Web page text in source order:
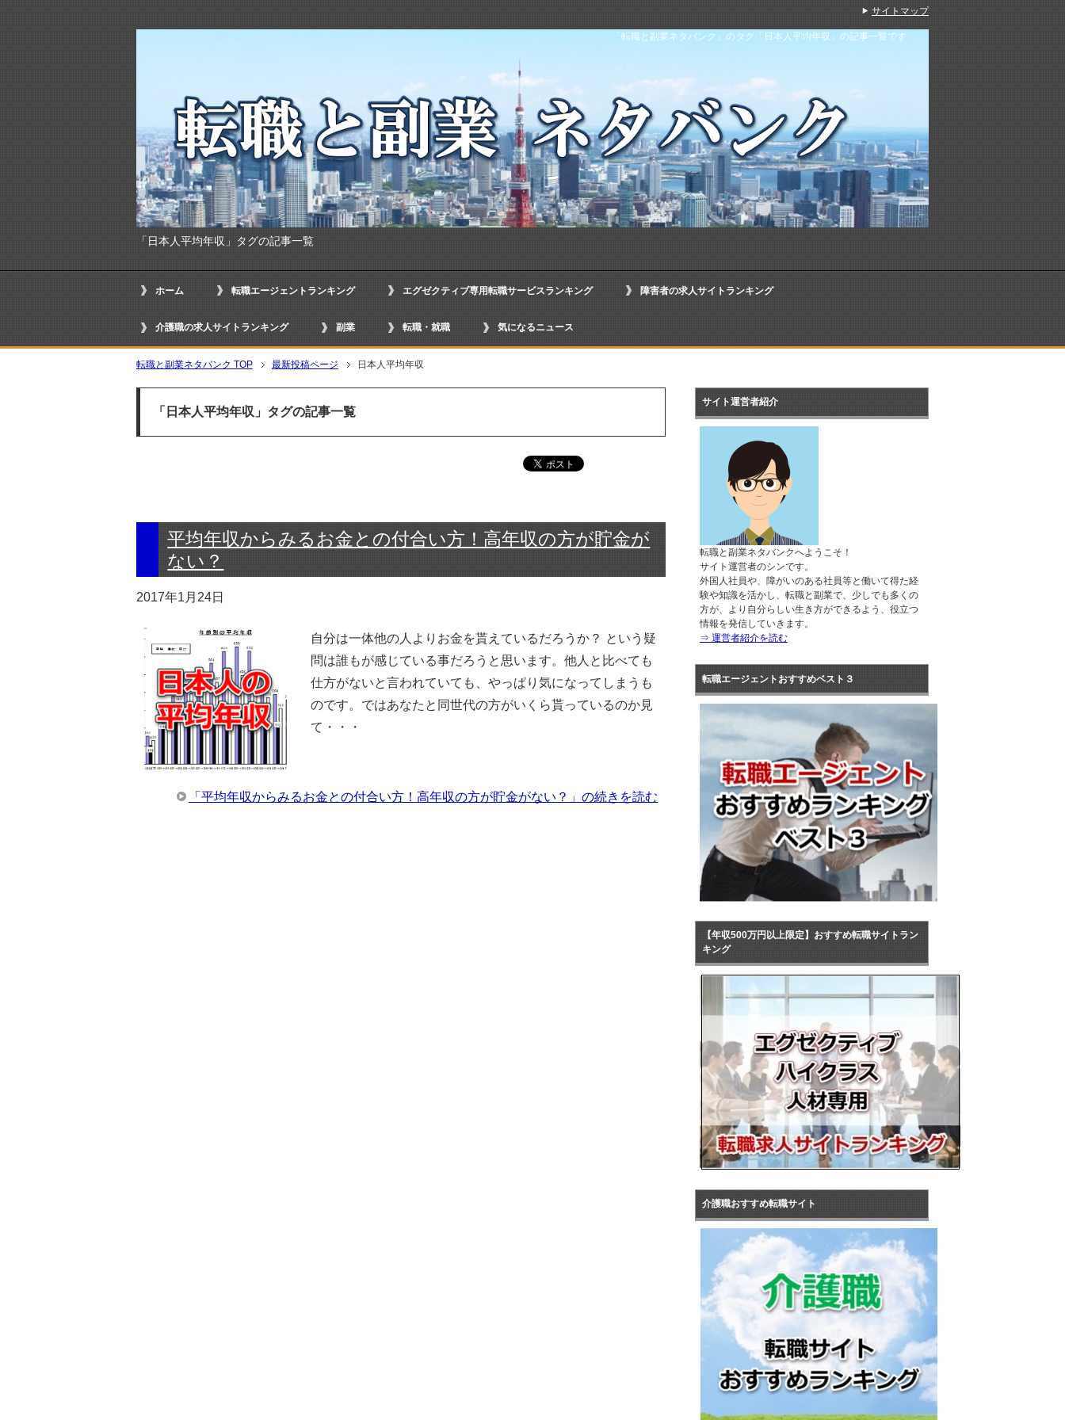
「日本人平均年収」タグの記事一覧
「転職と副業ネタバンク」のタグ「日本人平均年収」の記事一覧です
ホーム 転職エージェントランキング エグゼクティブ専用転職サービスランキング 障害者の求人サイトランキング
介護職の求人サイトランキング 副業 転職・就職 気になるニュース
転職と副業ネタバンク TOP 最新投稿ページ 日本人平均年収
「日本人平均年収」タグの記事一覧
平均年収からみるお金との付合い方！高年収の方が貯金が
ない？
2017年1月24日
自分は一体他の人よりお金を貰えているだろうか？ という疑
問は誰もが感じている事だろうと思います。他人と比べても
仕方がないと言われていても、やっぱり気になってしまうも
のです。ではあなたと同世代の方がいくら貰っているのか見
て・・・
「平均年収からみるお金との付合い方！高年収の方が貯金がない？」の続きを読む
サイト運営者紹介
転職と副業ネタバンクへようこそ！
サイト運営者のシンです。
外国人社員や、障がいのある社員等と働いて得た経
験や知識を活かし、転職と副業で、少しでも多くの
方が、より自分らしい生き方ができるよう、役立つ
情報を発信していきます。
⇒ 運営者紹介を読む
転職エージェントおすすめベスト３
【年収500万円以上限定】おすすめ転職サイトラン
キング
介護職おすすめ転職サイト
サイトマップ